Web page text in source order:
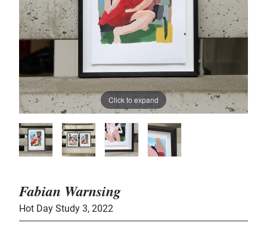
Click to expand
Fabian Warnsing
Hot Day Study 3, 2022